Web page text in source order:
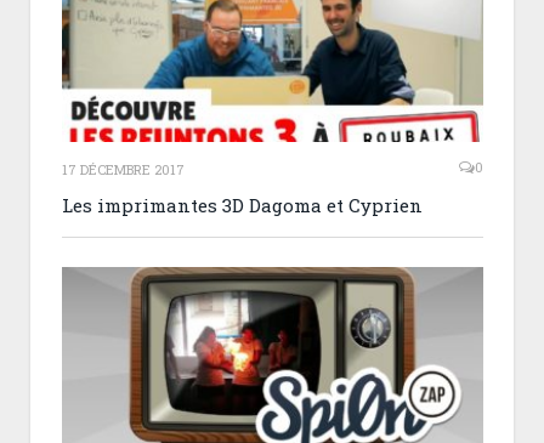
17 DÉCEMBRE 2017 0
Les imprimantes 3D Dagoma et Cyprien